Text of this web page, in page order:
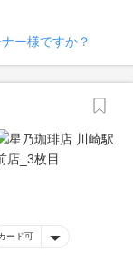
ー様ですか？
ード可